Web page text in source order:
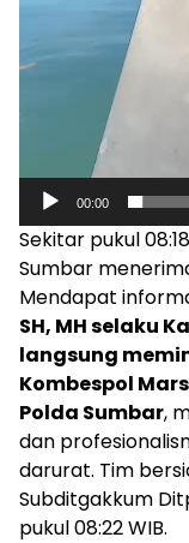
00:00
Sekitar pukul
Sumbar
Mendapat
SH, MH selaku
langsung
Kombespol
Polda Sumbar,
dan
darurat. Tim
Subditgakkum
pukul 08:22 WIB.